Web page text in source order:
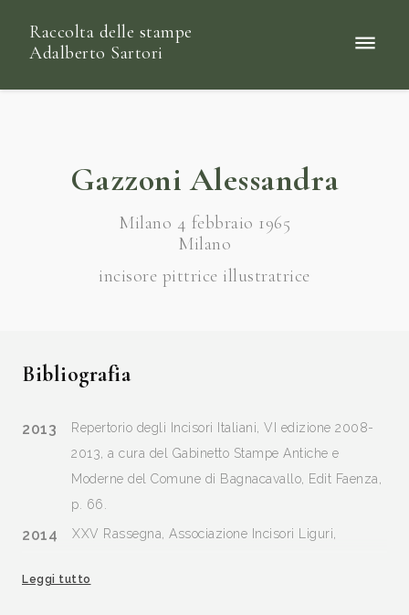
Raccolta delle stampe
Adalberto Sartori
Gazzoni Alessandra
Milano 4 febbraio 1965
Milano
incisore pittrice illustratrice
Bibliografia
2013
Repertorio degli Incisori Italiani, VI edizione 2008-
2013, a cura del Gabinetto Stampe Antiche e
Moderne del Comune di Bagnacavallo, Edit Faenza,
p. 66.
2014
XXV Rassegna, Associazione Incisori Liguri,
2014
Notizie incise, Mantova, Archivio, n. 6 giu/lug/ago.,
Leggi tutto